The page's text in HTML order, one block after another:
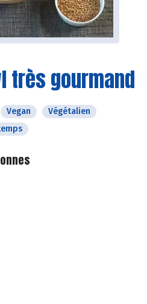
très gourmand
Vegan
Végétalien